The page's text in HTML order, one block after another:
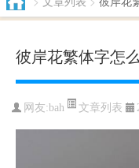
彼岸花繁体字怎
网友:bah 文章列表